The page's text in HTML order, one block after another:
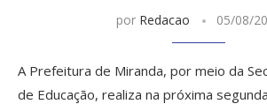
por Redacao 05/08/
A Prefeitura de Miranda, por meio da
de Educação, realiza na próxima